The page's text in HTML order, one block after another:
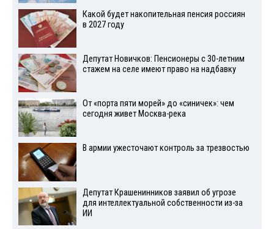
Какой будет накопительная пенсия россиян
в 2027 году
Депутат Новичков: Пенсионеры с 30-летним
стажем на селе имеют право на надбавку
От «порта пяти морей» до «синичек»: чем
сегодня живет Москва-река
В армии ужесточают контроль за трезвостью
Депутат Крашенинников заявил об угрозе
для интеллектуальной собственности из-за
ИИ